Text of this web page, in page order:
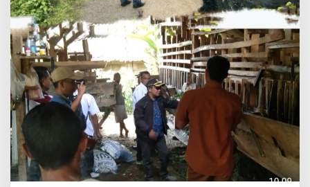
e
l
a
r
M
o
n
i
t
o
r
i
n
g